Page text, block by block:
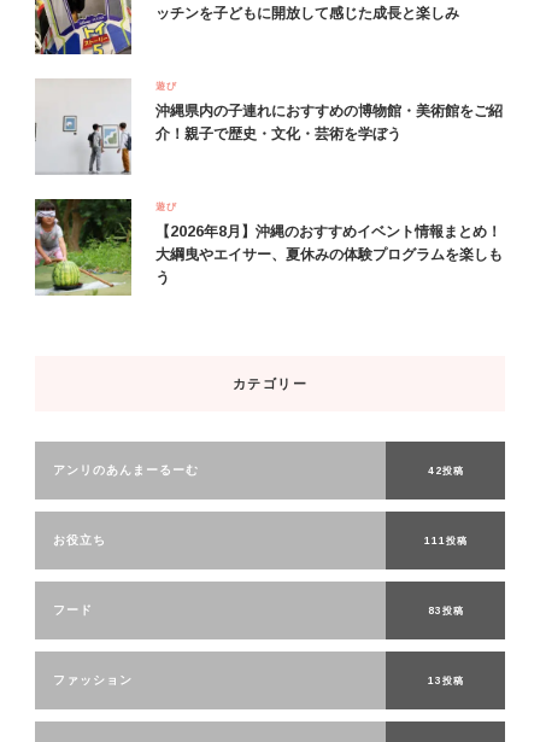
ッチンを子どもに開放して感じた成長と楽しみ
遊び
沖縄県内の子連れにおすすめの博物館・美術館をご紹
介！親子で歴史・文化・芸術を学ぼう
遊び
【2026年8月】沖縄のおすすめイベント情報まとめ！
大綱曳やエイサー、夏休みの体験プログラムを楽しも
う
カテゴリー
アンリのあんまーるーむ 42投稿
お役立ち 111投稿
フード 83投稿
ファッション 13投稿